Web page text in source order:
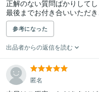
正解のない質問ばかりして
最後までお付き合いいただ
参考になった
出品者からの返信を読む
匿名